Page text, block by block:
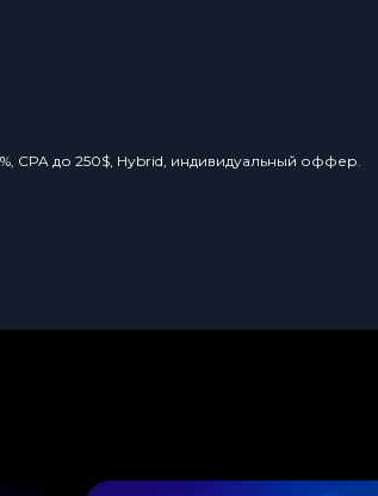
CPA до 250$, Hybrid, индивидуальный оффер.